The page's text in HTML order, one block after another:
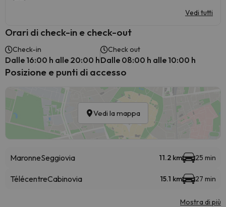
Vedi tutti
Orari di check-in e check-out
Check-in
Dalle 16:00 h alle 20:00 h
Check out
Dalle 08:00 h alle 10:00 h
Posizione e punti di accesso
Vedi la mappa
MaronneSeggiovia 11.2 km 25 min
TélécentreCabinovia 15.1 km 27 min
Mostra di più